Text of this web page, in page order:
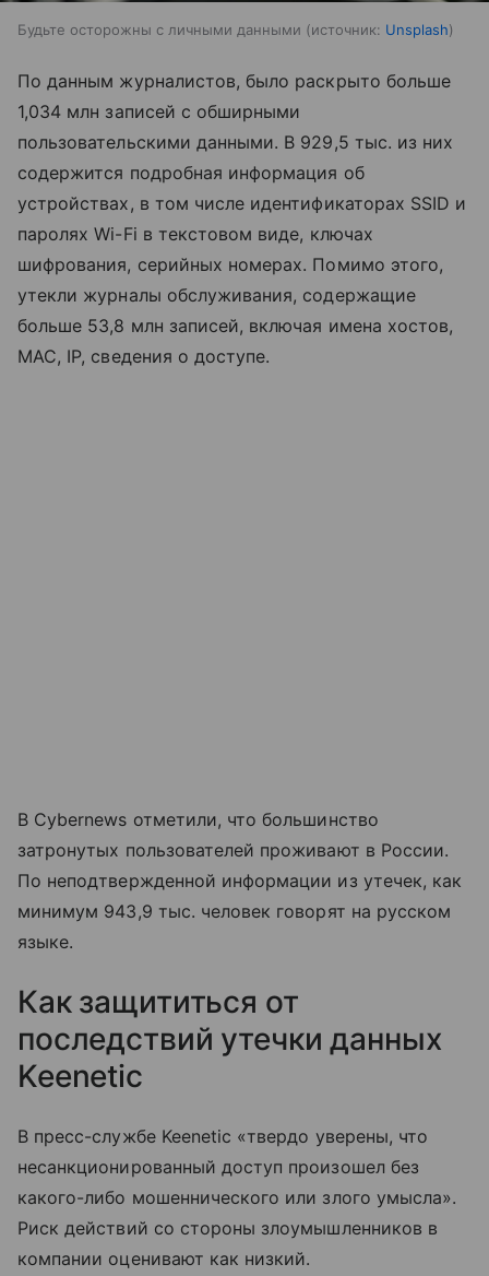
Будьте осторожны с личными данными источник: Unsplash
По данным журналистов, было раскрыто больше
1,034 млн записей с обширными
пользовательскими данными. В 929,5 тыс. из них
содержится подробная информация об
устройствах, в том числе идентификаторах SSID и
паролях Wi-Fi в текстовом виде, ключах
шифрования, серийных номерах. Помимо этого,
утекли журналы обслуживания, содержащие
больше 53,8 млн записей, включая имена хостов,
MAC, IP, сведения о доступе.
В Cybernews отметили, что большинство
затронутых пользователей проживают в России.
По неподтвержденной информации из утечек, как
минимум 943,9 тыс. человек говорят на русском
языке.
Как защититься от
последствий утечки данных
Keenetic
В пресс-службе Keenetic «твердо уверены, что
несанкционированный доступ произошел без
какого-либо мошеннического или злого умысла».
Риск действий со стороны злоумышленников в
компании оценивают как низкий.